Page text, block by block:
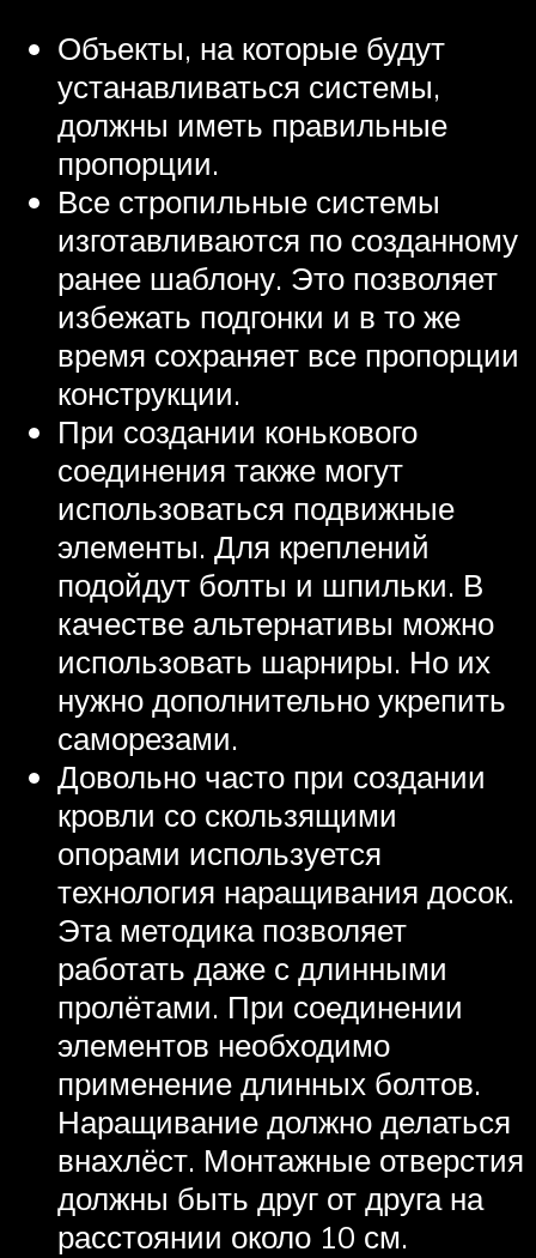
Объекты, на которые будут
устанавливаться системы,
должны иметь правильные
пропорции.
Все стропильные системы
изготавливаются по созданному
ранее шаблону. Это позволяет
избежать подгонки и в то же
время сохраняет все пропорции
конструкции.
При создании конькового
соединения также могут
использоваться подвижные
элементы. Для креплений
подойдут болты и шпильки. В
качестве альтернативы можно
использовать шарниры. Но их
нужно дополнительно укрепить
саморезами.
Довольно часто при создании
кровли со скользящими
опорами используется
технология наращивания досок.
Эта методика позволяет
работать даже с длинными
пролётами. При соединении
элементов необходимо
применение длинных болтов.
Наращивание должно делаться
внахлёст. Монтажные отверстия
должны быть друг от друга на
расстоянии около 10 см.